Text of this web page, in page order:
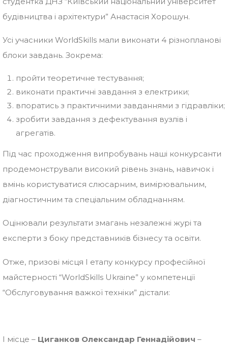
будівництва і архітектури” Анастасія Хорошун.
Усі учасники WorldSkills мали виконати 4 різнопланові
блоки завдань. Зокрема:
пройти теоретичне тестування;
виконати практичні завдання з електрики;
впоратись з практичними завданнями з гідравліки;
зробити завдання з дефектування вузлів і
агрегатів.
Під час проходження випробувань наші конкурсанти
продемонстрували високий рівень знань, навичок і
вмінь користуватися слюсарним, вимірювальним,
діагностичним та спеціальним обладнанням.
Оцінювали результати змагань незалежні журі та
експерти з боку представників бізнесу та освіти.
Отже, призові місця І етапу конкурсу професійної
майстерності “WorldSkills Ukraine” у компетенції
“Обслуговування важкої техніки” дістали:
I місце – Циганков Олександар Геннадійович –